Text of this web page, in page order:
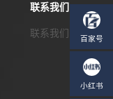
联系我们
联系我们